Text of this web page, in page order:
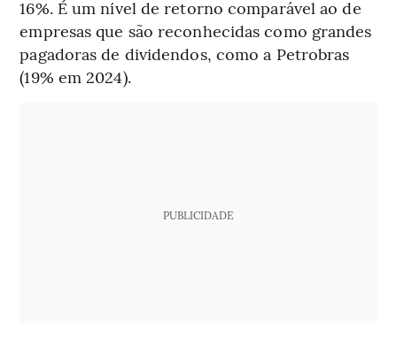
16%. É um nível de retorno comparável ao de
empresas que são reconhecidas como grandes
pagadoras de dividendos, como a Petrobras
(19% em 2024).
PUBLICIDADE